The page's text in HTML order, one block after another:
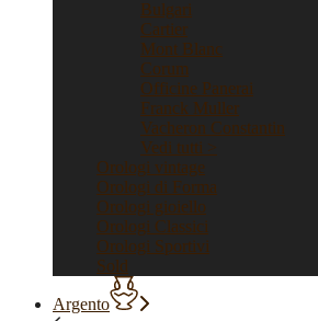
Bulgari
Cartier
Mont Blanc
Corum
Officine Panerai
Franck Muller
Vacheron Constantin
Vedi tutti >
Orologi vintage
Orologi di Forma
Orologi gioiello
Orologi Classici
Orologi Sportivi
Sold
Argento